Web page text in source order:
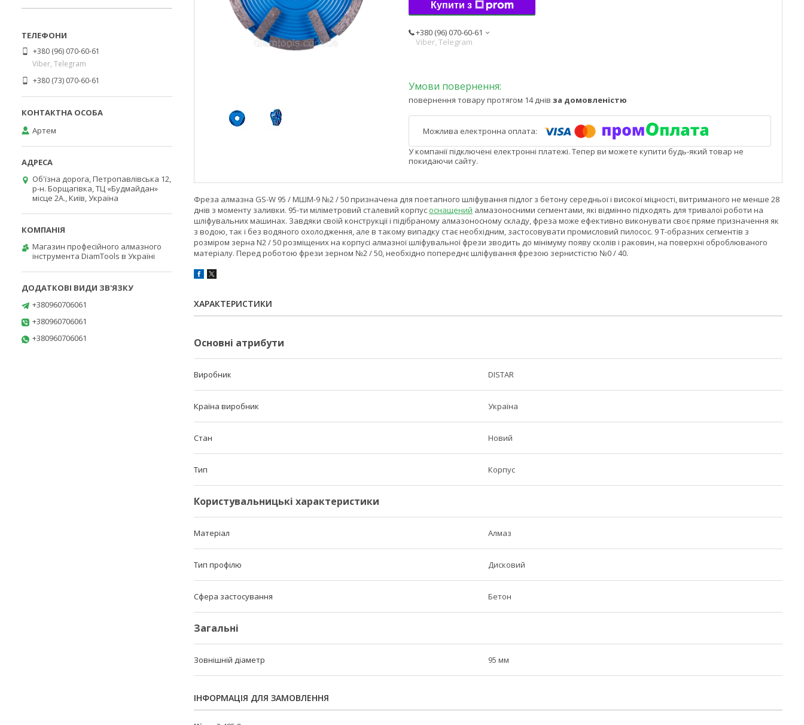
Купити з
+380 (96) 070-60-61
Viber, Telegram
повернення товару протягом 14 днів за домовленістю
У компанії підключені електронні платежі. Тепер ви можете купити будь-який товар не
покидаючи сайту.
Фреза алмазна GS-W 95 / МШМ-9 №2 / 50 призначена для поетапного шліфування підлог з бетону середньої і високої міцності, витриманого не менше 28
днів з моменту заливки. 95-ти міліметровий сталевий корпус оснащений алмазоносними сегментами, які відмінно підходять для тривалої роботи на
шліфувальних машинах. Завдяки своїй конструкції і підібраному алмазоносному складу, фреза може ефективно виконувати своє пряме призначення як
з водою, так і без водяного охолодження, але в такому випадку стає необхідним, застосовувати промисловий пилосос. 9 Т-образних сегментів з
розміром зерна N2 / 50 розміщених на корпусі алмазної шліфувальної фрези зводить до мінімуму появу сколів і раковин, на поверхні оброблюваного
матеріалу. Перед роботою фрези зерном №2 / 50, необхідно попереднє шліфування фрезою зернистістю №0 / 40.
ХАРАКТЕРИСТИКИ
Основні атрибути
Виробник DISTAR
Країна виробник Україна
Стан Новий
Тип Корпус
Користувальницькі характеристики
Матеріал Алмаз
Тип профілю Дисковий
Сфера застосування Бетон
Загальні
Зовнішній діаметр 95 мм
ІНФОРМАЦІЯ ДЛЯ ЗАМОВЛЕННЯ
+380 (96) 070-60-61
Viber, Telegram
+380 (73) 070-60-61
Артем
Об'їзна дорога, Петропавлівська 12,
р-н. Борщагівка, ТЦ «Будмайдан»
місце 2А., Київ, Україна
Магазин професійного алмазного
інструмента DiamTools в Україні
+380960706061
+380960706061
+380960706061